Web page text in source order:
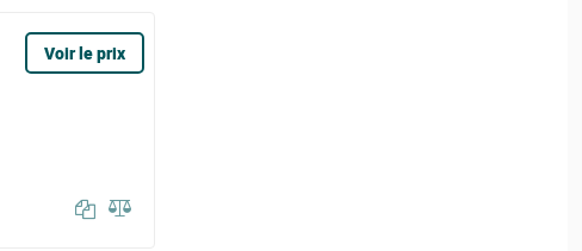
Voir le prix